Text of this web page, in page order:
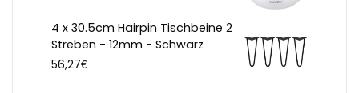
4 x 30.5cm Hairpin Tischbeine 2
Streben - 12mm - Schwarz
56,27€